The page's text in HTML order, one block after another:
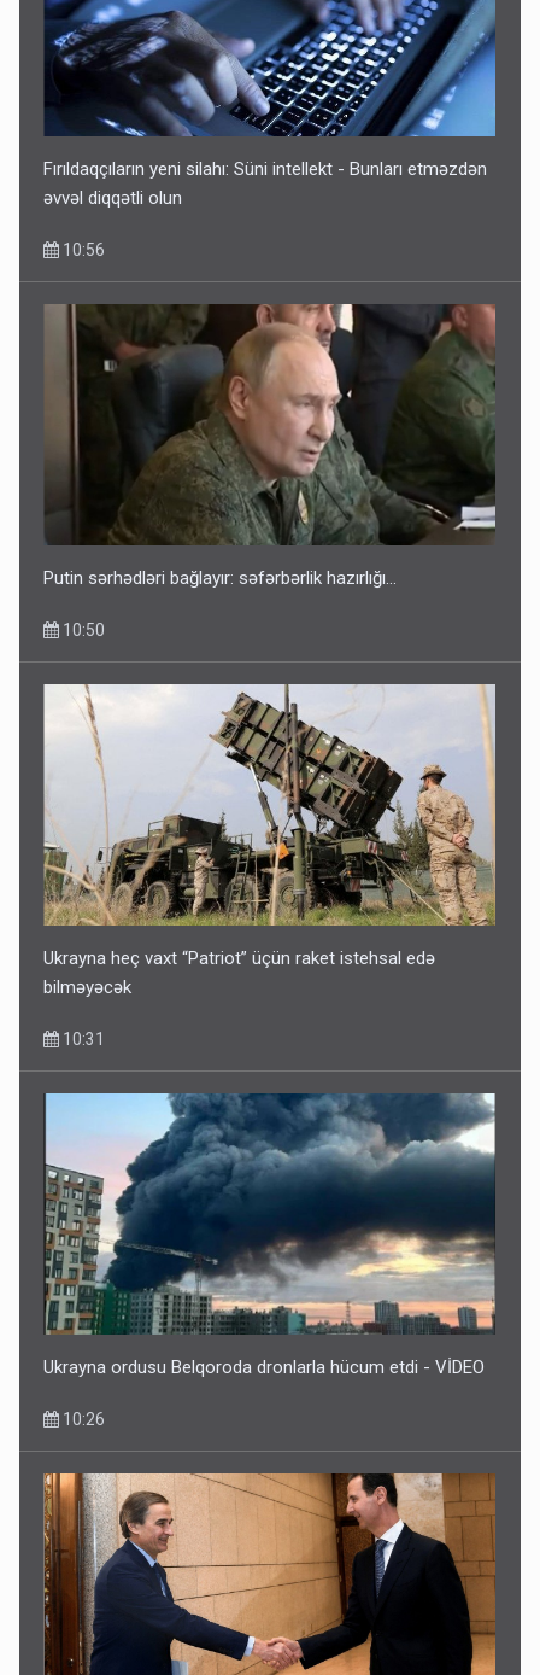
Fırıldaqçıların yeni silahı: Süni intellekt - Bunları etməzdən
əvvəl diqqətli olun
10:56
Putin sərhədləri bağlayır: səfərbərlik hazırlığı...
10:50
Ukrayna heç vaxt “Patriot” üçün raket istehsal edə
bilməyəcək
10:31
Ukrayna ordusu Belqoroda dronlarla hücum etdi - VİDEO
10:26